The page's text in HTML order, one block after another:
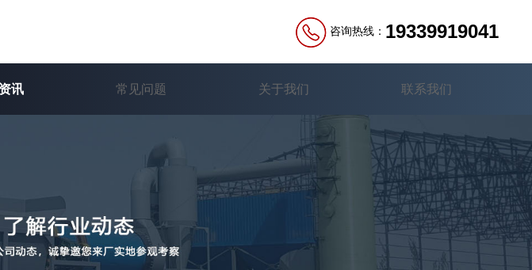
咨询热线： 19339919041
讯 常见问题 关于我们 联系我们